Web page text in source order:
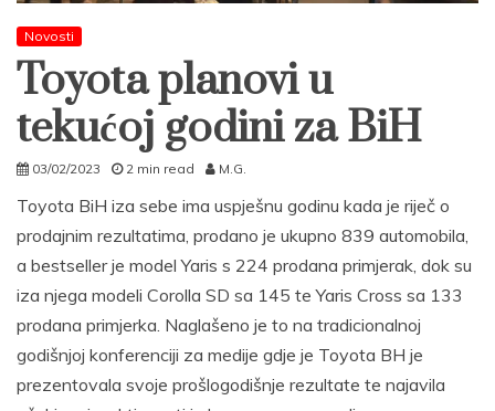
Novosti
Toyota planovi u
tekućoj godini za BiH
03/02/2023 2 min read M.G.
Toyota BiH iza sebe ima uspješnu godinu kada je riječ o
prodajnim rezultatima, prodano je ukupno 839 automobila,
a bestseller je model Yaris s 224 prodana primjerak, dok su
iza njega modeli Corolla SD sa 145 te Yaris Cross sa 133
prodana primjerka. Naglašeno je to na tradicionalnoj
godišnjoj konferenciji za medije gdje je Toyota BH je
prezentovala svoje prošlogodišnje rezultate te najavila